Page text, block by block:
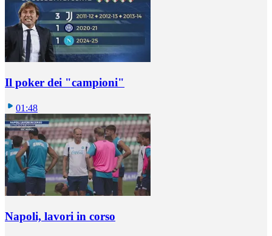
Il poker dei "campioni"
01:48
Napoli, lavori in corso